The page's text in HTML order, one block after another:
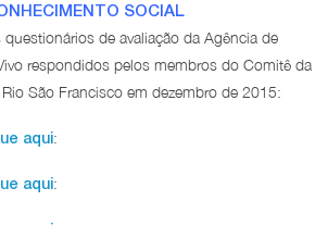
SOCIAL
de avaliação da Agência de
respondidos pelos membros do Comitê da
São Francisco em dezembro de 2015:
aqui:
aqui: